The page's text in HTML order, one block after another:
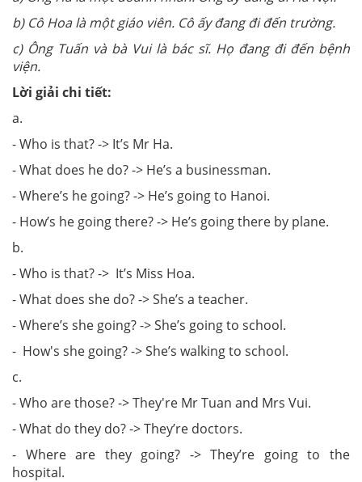
b) Cô Hoa là một giáo viên. Cô ấy đang đi đến trường.
c) Ông Tuấn và bà Vui là bác sĩ. Họ đang đi đến bệnh
viện.
Lời giải chi tiết:
a.
- Who is that? -> It’s Mr Ha.
- What does he do? -> He’s a businessman.
- Where’s he going? -> He’s going to Hanoi.
- How’s he going there? -> He’s going there by plane.
b.
- Who is that? -> It’s Miss Hoa.
- What does she do? -> She’s a teacher.
- Where’s she going? -> She’s going to school.
- How's she going? -> She’s walking to school.
c.
- Who are those? -> They're Mr Tuan and Mrs Vui.
- What do they do? -> They’re doctors.
- Where are they going? -> They’re going to the
hospital.